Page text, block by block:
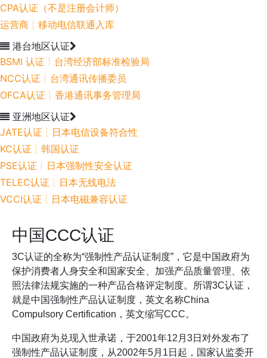
CPA认证（不是注册会计师）
运营商┊移动电信联通入库
港台地区认证
BSMI 认证┊台湾经济部标准检验局
NCC认证┊台湾通讯传播委员
OFCA认证┊香港通讯事务管理局
亚洲地区认证
JATE认证┊日本电信设备符合性
KC认证┊韩国认证
PSE认证┊日本强制性安全认证
TELEC认证┊日本无线电法
VCCI认证┊日本电磁兼容认证
中国CCC认证
3C认证的全称为“强制性产品认证制度”，它是中国政府为
保护消费者人身安全和国家安全、加强产品质量管理、依
照法律法规实施的一种产品合格评定制度。所谓3C认证，
就是中国强制性产品认证制度，英文名称China
Compulsory Certification，英文缩写CCC。
中国政府为兑现入世承诺，于2001年12月3日对外发布了
强制性产品认证制度，从2002年5月1日起，国家认监委开